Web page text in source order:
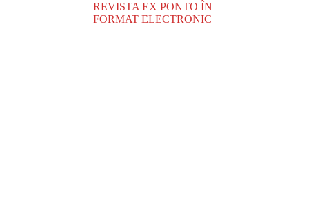
REVISTA EX PONTO ÎN
FORMAT ELECTRONIC